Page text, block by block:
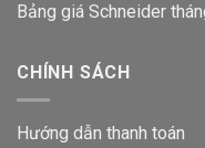
Bảng giá Schneider
CHÍNH SÁCH
Hướng dẫn thanh toán